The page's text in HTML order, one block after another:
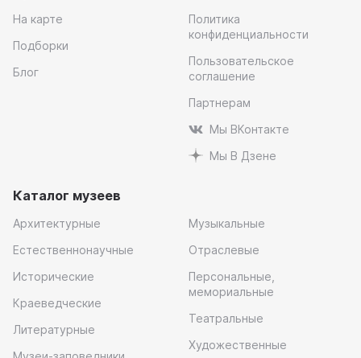
На карте
Подборки
Блог
Политика
конфиденциальности
Пользовательское
соглашение
Партнерам
Мы ВКонтакте
Мы В Дзене
Каталог музеев
Архитектурные
Естественнонаучные
Исторические
Краеведческие
Литературные
Музыкальные
Отраслевые
Персональные,
мемориальные
Театральные
Художественные